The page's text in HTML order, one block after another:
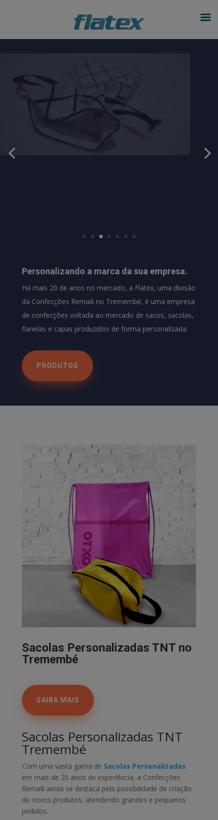
Personalizando a marca da sua empresa.
Há mais 20 de anos no mercado, a Flatex, uma divisão
da Confecções Remaili no Tremembé, é uma empresa
de confecções voltada ao mercado de sacos, sacolas,
flanelas e capas produzidos de forma personalizada.
PRODUTOS
Sacolas Personalizadas TNT no
Tremembé
SAIBA MAIS
Sacolas Personalizadas TNT
Tremembé
Com uma vasta gama de Sacolas Personalizadas
em mais de 20 anos de experiência, a Confecções
Remaili ainda se destaca pela possibilidade de criação
de novos produtos, atendendo grandes e pequenos
pedidos.